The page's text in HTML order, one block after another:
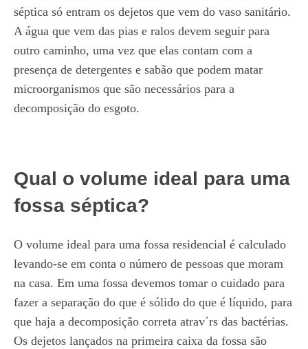
séptica só entram os dejetos que vem do vaso sanitário.
A água que vem das pias e ralos devem seguir para
outro caminho, uma vez que elas contam com a
presença de detergentes e sabão que podem matar
microorganismos que são necessários para a
decomposição do esgoto.
Qual o volume ideal para uma
fossa séptica?
O volume ideal para uma fossa residencial é calculado
levando-se em conta o número de pessoas que moram
na casa. Em uma fossa devemos tomar o cuidado para
fazer a separação do que é sólido do que é líquido, para
que haja a decomposição correta atrav´rs das bactérias.
Os dejetos lançados na primeira caixa da fossa são